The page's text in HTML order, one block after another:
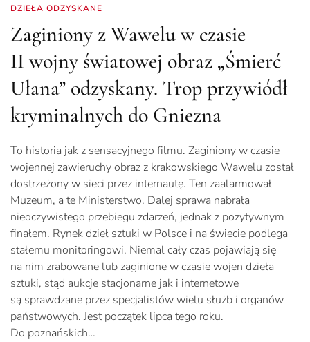
DZIEŁA ODZYSKANE
Zaginiony z Wawelu w czasie
II wojny światowej obraz „Śmierć
Ułana” odzyskany. Trop przywiódł
kryminalnych do Gniezna
To historia jak z sensacyjnego filmu. Zaginiony w czasie
wojennej zawieruchy obraz z krakowskiego Wawelu został
dostrzeżony w sieci przez internautę. Ten zaalarmował
Muzeum, a te Ministerstwo. Dalej sprawa nabrała
nieoczywistego przebiegu zdarzeń, jednak z pozytywnym
finałem. Rynek dzieł sztuki w Polsce i na świecie podlega
stałemu monitoringowi. Niemal cały czas pojawiają się
na nim zrabowane lub zaginione w czasie wojen dzieła
sztuki, stąd aukcje stacjonarne jak i internetowe
są sprawdzane przez specjalistów wielu służb i organów
państwowych. Jest początek lipca tego roku.
Do poznańskich…